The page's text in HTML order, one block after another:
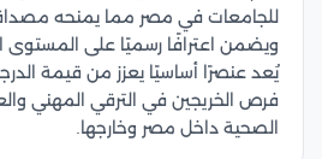
للجامعات في مصر مما يمنحه
ويضمن اعترافًا رسميًا على المستوى
يُعد عنصرًا أساسيًا يعزز من قيمة
فرص الخريجين في الترقي المهني
الصحية داخل مصر وخارجها.